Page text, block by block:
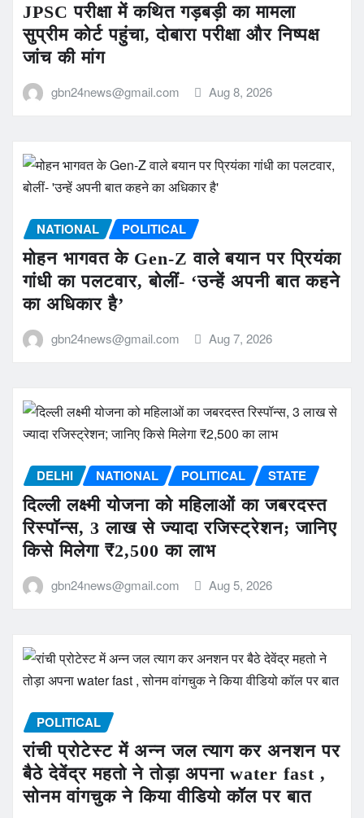
JPSC परीक्षा में कथित गड़बड़ी का मामला
सुप्रीम कोर्ट पहुंचा, दोबारा परीक्षा और निष्पक्ष
जांच की मांग
gbn24news@gmail.com Aug 8, 2026
NATIONAL POLITICAL
मोहन भागवत के Gen-Z वाले बयान पर प्रियंका
गांधी का पलटवार, बोलीं- ‘उन्हें अपनी बात कहने
का अधिकार है’
gbn24news@gmail.com Aug 7, 2026
DELHI NATIONAL POLITICAL STATE
दिल्ली लक्ष्मी योजना को महिलाओं का जबरदस्त
रिस्पॉन्स, 3 लाख से ज्यादा रजिस्ट्रेशन; जानिए
किसे मिलेगा ₹2,500 का लाभ
gbn24news@gmail.com Aug 5, 2026
POLITICAL
रांची प्रोटेस्ट में अन्न जल त्याग कर अनशन पर
बैठे देवेंद्र महतो ने तोड़ा अपना water fast ,
सोनम वांगचुक ने किया वीडियो कॉल पर बात